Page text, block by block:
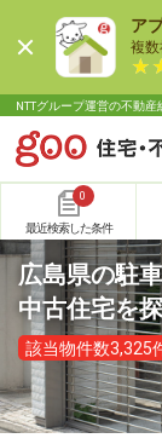
ア
複数
NTTグループ運営の不動
0
最近検索した条件
広島県の駐
中古住宅を
該当物件数3,325